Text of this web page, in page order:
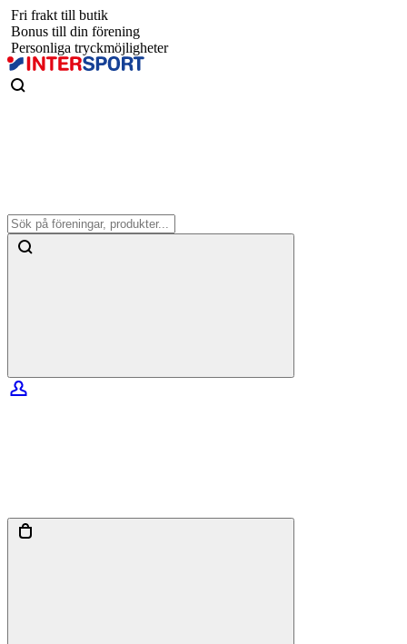
Fri frakt till butik
Bonus till din förening
Personliga tryckmöjligheter